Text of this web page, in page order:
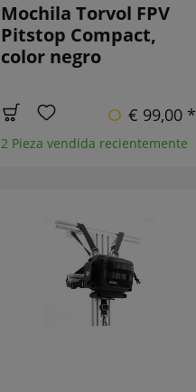
Mochila Torvol FPV
Pitstop Compact,
color negro
€ 99,00 *
2 Pieza vendida recientemente